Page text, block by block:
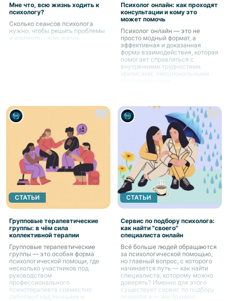
Мне что, всю жизнь ходить к
психологу?
Сколько сеансов психолога
нужно, чтобы решить проблемы
и изменить свою жизнь …
Психолог онлайн: как проходят
консультации и кому это
может помочь
Психолог онлайн — это не
просто модный формат, а
эффективная и доказанная
форма взаимодействия, которая
помогает справляться с
внутренними трудностями,
кризисами, эмоциональными
СТАТЬИ
Групповые терапевтические
группы: в чём сила
коллективной терапии
Групповые терапевтические
группы — это особая форма
психологической помощи, где
несколько участников под
руководством
профессионального
психотерапевта совместно
работают над личными и
СТАТЬИ
Сервис по подбору психолога:
как найти "своего"
специалиста онлайн
Всё больше людей обращаются
за психологической помощью,
но главный вопрос, с которого
начинается путь — как найти
специалиста, которому можно
доверять? Именно для этого
существует сервис по подбору
психолога — инструмент,